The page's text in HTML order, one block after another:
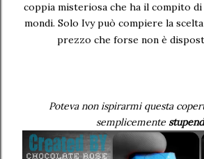
coppia misteriosa che ha il compito
mondi. Solo Ivy può compiere la
prezzo che forse non è
Poteva non ispirarmi questa
semplicemente